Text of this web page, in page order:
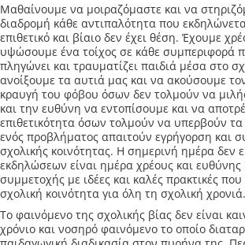
Μαθαίνουμε να μοιραζόμαστε και να
διαδρομή κάθε αντιπαλότητα που
επιθετικό και βίαιο δεν έχει θέση. Έχουμε
υψώσουμε ένα τοίχος σε κάθε συμπεριφορά
πληγώνει και τραυματίζει παιδιά μέσα στο
ανοίξουμε τα αυτιά μας και να ακούσουμε
κραυγή του φόβου όσων δεν τολμούν να
και την ευθύνη να εντοπίσουμε και να
επιθετικότητα όσων τολμούν να υπερβούν τα
ενός προβλήματος απαιτούν εγρήγορση και
σχολικής κοινότητας. Η σημερινή ημέρα δεν
εκδηλώσεων είναι ημέρα χρέους και ευθύνης
συμμετοχής με ιδέες και καλές πρακτικές
σχολική κοινότητα για όλη τη σχολική χρονιά.
Το φαινόμενο της σχολικής βίας δεν είναι
χρόνιο και νοσηρό φαινόμενο το οποίο